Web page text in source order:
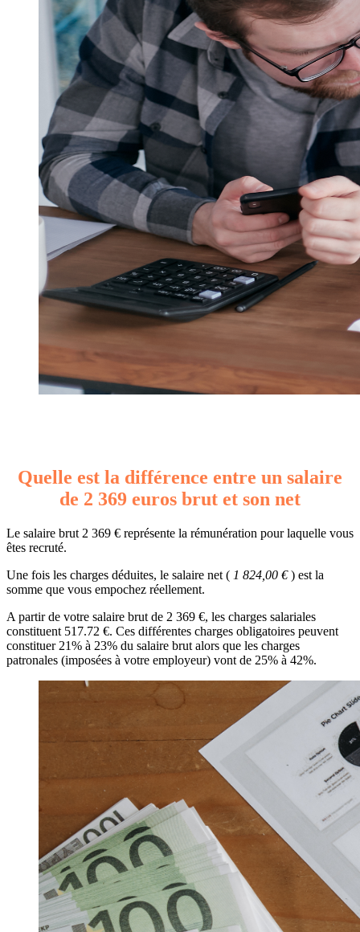
Quelle est la différence entre un salaire
de 2 369 euros brut et son net
Le salaire brut 2 369 € représente la rémunération pour laquelle vous
êtes recruté.
Une fois les charges déduites, le salaire net ( 1 824,00 €) est la
somme que vous empochez réellement.
A partir de votre salaire brut de 2 369 €, les charges salariales
constituent 517.72 €. Ces différentes charges obligatoires peuvent
constituer 21% à 23% du salaire brut alors que les charges
patronales (imposées à votre employeur) vont de 25% à 42%.